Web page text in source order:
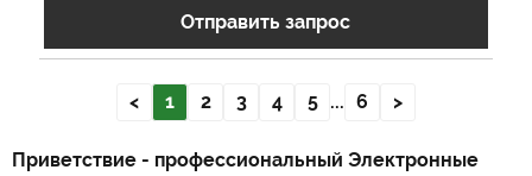
Отправить запрос
< 1 2 3 4 5 ... 6 >
Приветствие - профессиональный Электронные